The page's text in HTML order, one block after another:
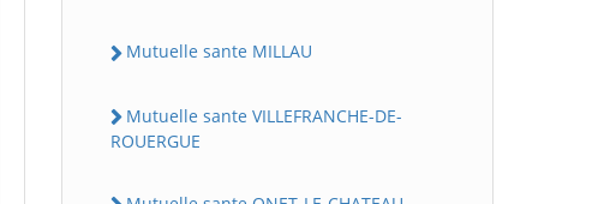
Mutuelle sante MILLAU
Mutuelle sante VILLEFRANCHE-DE-
ROUERGUE